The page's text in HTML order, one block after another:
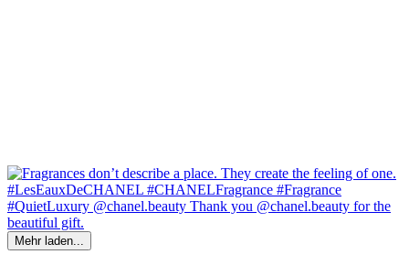
Mehr laden...